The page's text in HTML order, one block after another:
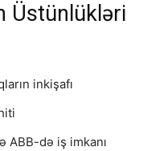
Üstünlükləri
inkişafı
ABB-də iş imkanı